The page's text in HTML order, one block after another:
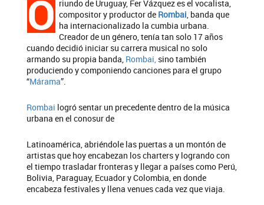
O riundo de Uruguay, Fer Vázquez es el vocalista,
compositor y productor de Rombai, banda que
ha internacionalizado la cumbia urbana.
Creador de un género, tenía tan solo 17 años
cuando decidió iniciar su carrera musical no solo
armando su propia banda, Rombai, sino también
produciendo y componiendo canciones para el grupo
“Márama”.
Rombai logró sentar un precedente dentro de la música
urbana en el conosur de
Latinoamérica, abriéndole las puertas a un montón de
artistas que hoy encabezan los charters y logrando con
el tiempo trasladar fronteras y llegar a países como Perú,
Bolivia, Paraguay, Ecuador y Colombia, en donde
encabeza festivales y llena venues cada vez que viaja.